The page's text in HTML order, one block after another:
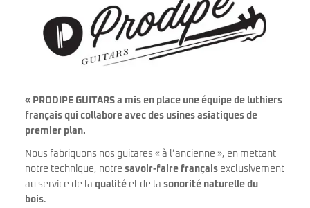
« PRODIPE GUITARS a mis en place une équipe de luthiers
français qui collabore avec des usines asiatiques de
premier plan.
Nous fabriquons nos guitares « à l’ancienne », en mettant
notre technique, notre savoir-faire français exclusivement
au service de la qualité et de la sonorité naturelle du
bois.